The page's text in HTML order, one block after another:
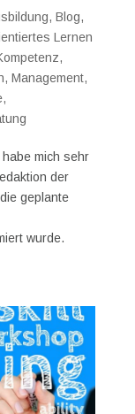
, Blog,
Lernen
,
, Management,
,
mich sehr
der
geplante
wurde.